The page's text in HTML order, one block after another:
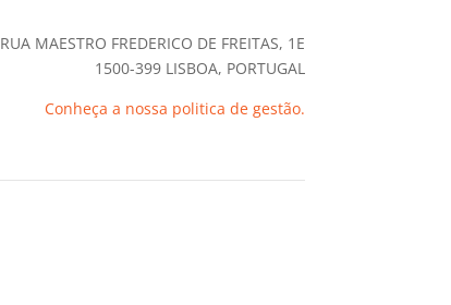
RUA MAESTRO FREDERICO DE FREITAS, 1E
1500-399 LISBOA, PORTUGAL
Conheça a nossa politica de gestão.